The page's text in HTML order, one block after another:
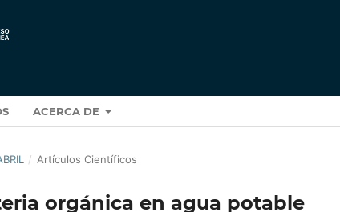
ACERCA DE
/ Artículos Científicos
orgánica en agua potable